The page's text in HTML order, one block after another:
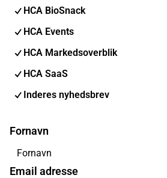
HCA BioSnack
HCA Events
HCA Markedsoverblik
HCA SaaS
Inderes nyhedsbrev
Fornavn
Email adresse